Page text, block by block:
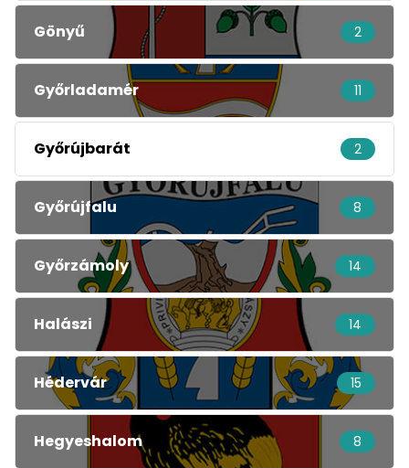
Gönyű 2
Győrladamér 11
Győrújbarát 2
Győrújfalu 8
Győrzámoly 14
Halászi 14
Hédervár 15
Hegyeshalom 8